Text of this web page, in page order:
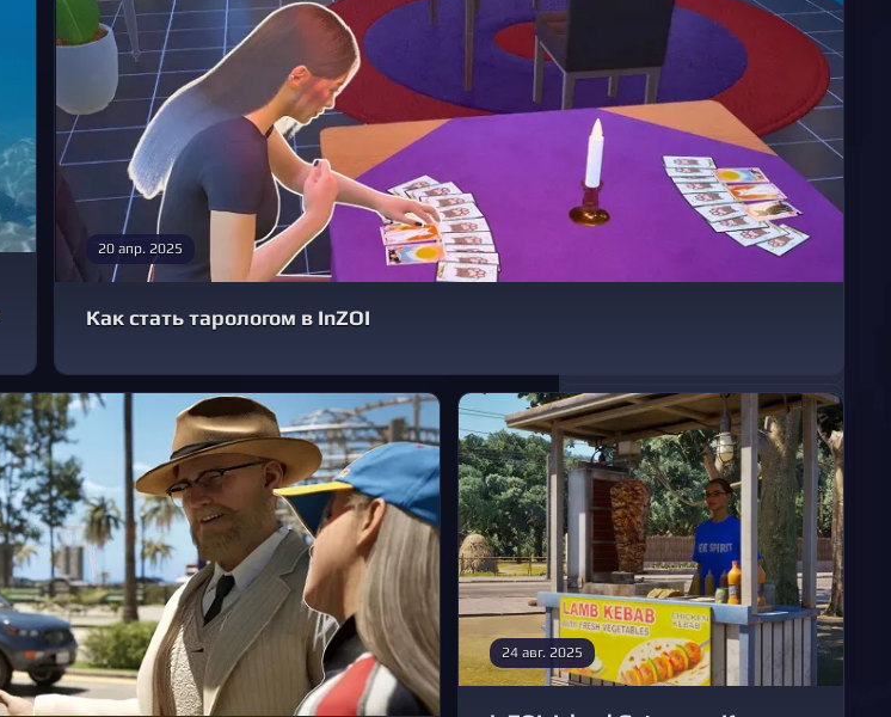
inZOI
Гайды18
Статьи9
Содержание
В начало
Как приступить к
серфингу
20 апр. 2025
Как стать тарологом в InZOI
24 авг. 2025